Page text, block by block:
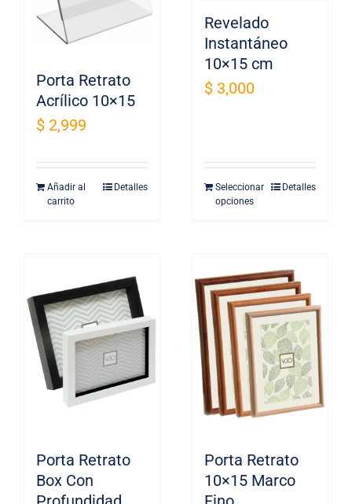
Porta Retrato
Acrílico 10×15
$ 2,999
Añadir al
carrito
Detalles
Revelado
Instantáneo
10×15 cm
$ 3,000
Seleccionar
opciones
Detalles
Porta Retrato
Box Con
Porta Retrato
10×15 Marco